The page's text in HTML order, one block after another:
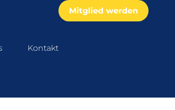
Kontakt
Mitglied werden